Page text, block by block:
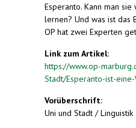
Esperanto. Kann man
lernen? Und was ist das
OP hat zwei Experten
Link zum Artikel:
https://www.op-
Stadt/Esperanto-ist-
Vorüberschrift:
Uni und Stadt / Linguistik